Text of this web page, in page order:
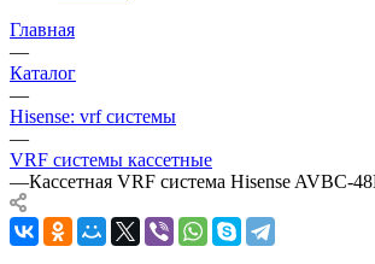
Главная
—
Каталог
—
Hisense: vrf системы
—
VRF системы кассетные
—Кассетная VRF система Hisense AVBC-